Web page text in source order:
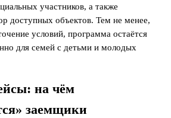
участников, а также
доступных объектов. Тем не менее,
условий, программа остаётся
для семей с детьми и молодых
на чём
заемщики